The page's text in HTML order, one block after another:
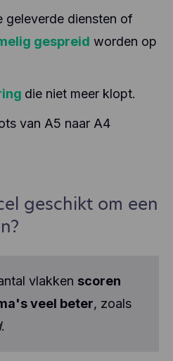
geleverde diensten of
gespreid worden op
die niet meer klopt.
van A5 naar A4
geschikt om een
vlakken scoren
veel beter, zoals
.